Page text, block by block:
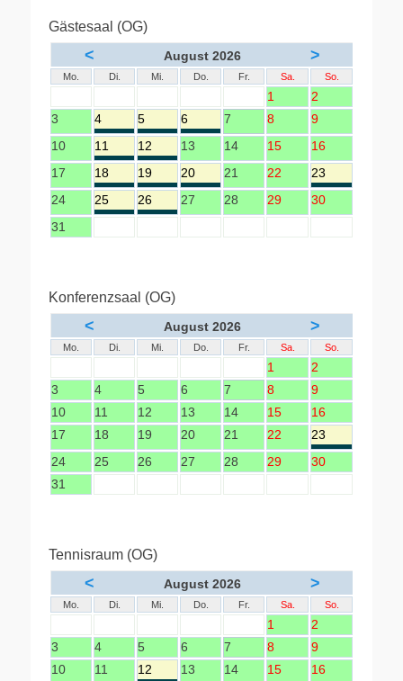
Gästesaal (OG)
< August 2026 >
Mo. Di. Mi. Do. Fr. Sa. So.
1
2
3
4 5 6 7 8
9
10
11 12 13 14 15
16
17
18 19 20 21 22
23
24
25 26 27 28 29
30
31
Konferenzsaal (OG)
< August 2026 >
Mo. Di. Mi. Do. Fr. Sa. So.
1
2
3
4 5 6 7 8
9
10
11 12 13 14 15
16
17
18 19 20 21 22
23
24
25 26 27 28 29
30
31
Tennisraum (OG)
< August 2026 >
Mo. Di. Mi. Do. Fr. Sa. So.
1
2
3
4 5 6 7 8
9
10
11 12 13 14 15
16